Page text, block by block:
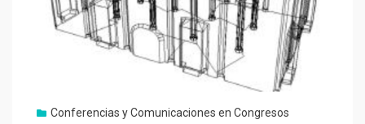
Conferencias y Comunicaciones en Congresos